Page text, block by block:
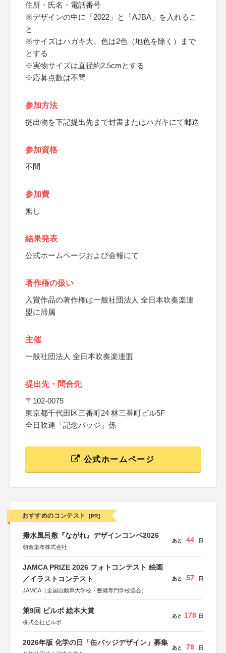
住所・氏名・電話番号
※デザインの中に「2022」と「AJBA」を入れるこ
と
※サイズはハガキ大、色は2色（地色を除く）まで
とする
※実物サイズは直径約2.5cmとする
※応募点数は不問
参加方法
提出物を下記提出先まで封書またはハガキにて郵送
参加資格
不問
参加費
無し
結果発表
公式ホームページおよび会報にて
著作権の扱い
入賞作品の著作権は一般社団法人 全日本吹奏楽連
盟に帰属
主催
一般社団法人 全日本吹奏楽連盟
提出先・問合先
〒102-0075
東京都千代田区三番町24 林三番町ビル5F
全日吹連「記念バッジ」係
公式ホームページ
おすすめのコンテスト [PR]
撥水風呂敷『ながれ』デザインコンペ2026
朝倉染布株式会社
あと 44 日
JAMCA PRIZE 2026 フォトコンテスト 絵画
／イラストコンテスト
JAMCA（全国自動車大学校・整備専門学校協会）
あと 57 日
第9回 ビルボ 絵本大賞
株式会社ビルボ
あと 178 日
2026年版 化学の日「缶バッジデザイン」募集
あと 78 日